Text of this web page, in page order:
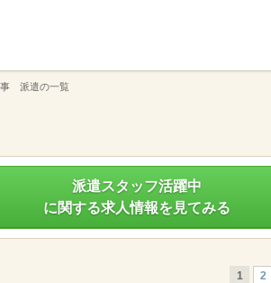
派遣の一覧
派遣スタッフ活躍中
に関する求人情報を見てみる
1 2